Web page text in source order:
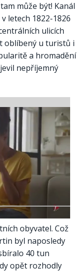
může být! Kanál
letech 1822-1826
ulicích
oblíbený u turistů i
a hromadění
nepříjemný
obyvatel. Což
byl naposledy
40 tun
opět rozhodly